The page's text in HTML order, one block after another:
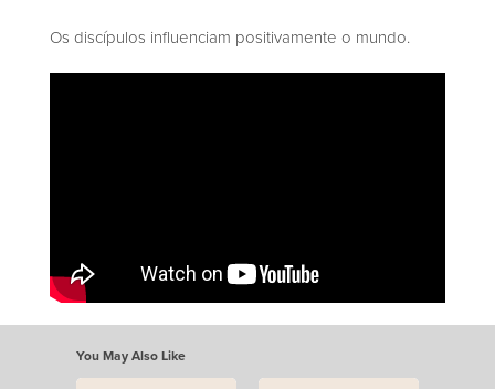
Os discípulos influenciam positivamente o mundo.
You May Also Like